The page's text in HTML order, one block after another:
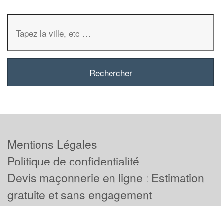
Mentions Légales
Politique de confidentialité
Devis maçonnerie en ligne : Estimation
gratuite et sans engagement